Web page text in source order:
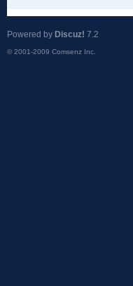
Powered by Discuz! 7.2
© 2001-2009 Comsenz Inc.